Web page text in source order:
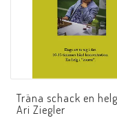
Fraktkostnader till
Köp 3 betala för 2
Träna schack en
Ari Ziegler